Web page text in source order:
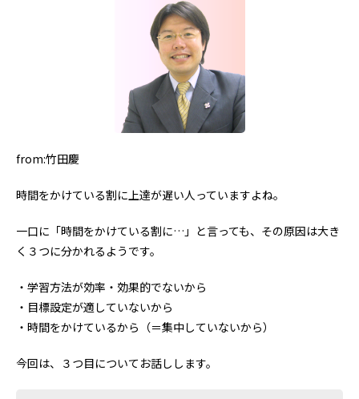
from:竹田慶
時間をかけている割に上達が遅い人っていますよね。
一口に「時間をかけている割に…」と言っても、その原因は大き
く３つに分かれるようです。
・学習方法が効率・効果的でないから
・目標設定が適していないから
・時間をかけているから（＝集中していないから）
今回は、３つ目についてお話しします。